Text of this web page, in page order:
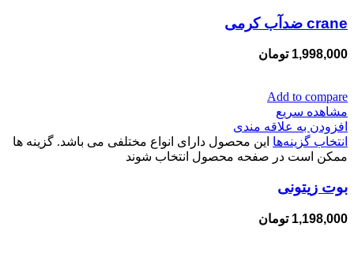
crane ضدآب کرمی
1,998,000 تومان
Add to compare
مشاهده سریع
افزودن به علاقه مندی
انتخاب گزینه‌ها این محصول دارای انواع مختلفی می باشد. گزینه ها
ممکن است در صفحه محصول انتخاب شوند
بوت زیتونی
1,198,000 تومان